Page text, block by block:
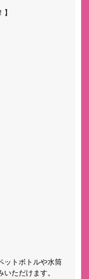
ットボトルや水筒
ただけます。